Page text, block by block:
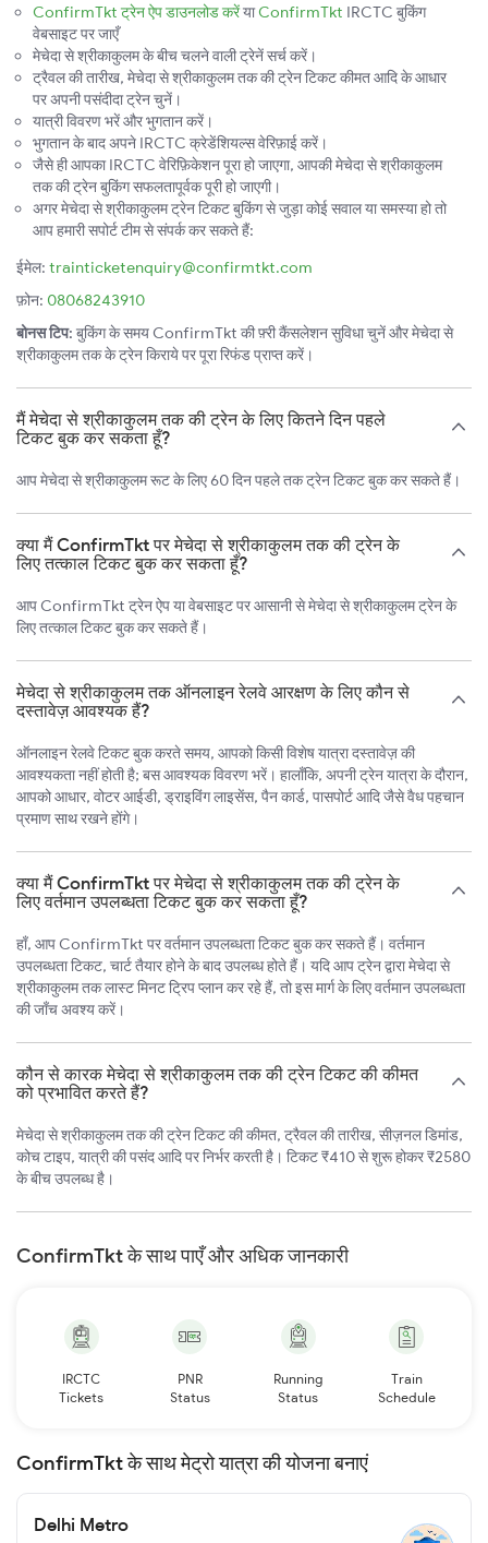
ConfirmTkt ट्रेन ऐप डाउनलोड करेंयाConfirmTkt IRCTC बुकिंग
वेबसाइट पर जाएँ
मेचेदा से श्रीकाकुलम के बीच चलने वाली ट्रेनें सर्च करें।
ट्रैवल की तारीख, मेचेदा से श्रीकाकुलम तक की ट्रेन टिकट कीमत आदि के आधार
पर अपनी पसंदीदा ट्रेन चुनें।
यात्री विवरण भरें और भुगतान करें।
भुगतान के बाद अपने IRCTC क्रेडेंशियल्स वेरिफ़ाई करें।
जैसे ही आपका IRCTC वेरिफ़िकेशन पूरा हो जाएगा, आपकी मेचेदा से श्रीकाकुलम
तक की ट्रेन बुकिंग सफलतापूर्वक पूरी हो जाएगी।
अगर मेचेदा से श्रीकाकुलम ट्रेन टिकट बुकिंग से जुड़ा कोई सवाल या समस्या हो तो
आप हमारी सपोर्ट टीम से संपर्क कर सकते हैं:
ईमेल: trainticketenquiry@confirmtkt.com
फ़ोन: 08068243910
बोनस टिप: बुकिंग के समय ConfirmTkt की फ़्री कैंसलेशन सुविधा चुनें और मेचेदा से
श्रीकाकुलम तक के ट्रेन किराये पर पूरा रिफंड प्राप्त करें।
मैं मेचेदा से श्रीकाकुलम तक की ट्रेन के लिए कितने दिन पहले
टिकट बुक कर सकता हूँ?
आप मेचेदा से श्रीकाकुलम रूट के लिए 60 दिन पहले तक ट्रेन टिकट बुक कर सकते हैं।
क्या मैं ConfirmTkt पर मेचेदा से श्रीकाकुलम तक की ट्रेन के
लिए तत्काल टिकट बुक कर सकता हूँ?
आप ConfirmTkt ट्रेन ऐप या वेबसाइट पर आसानी से मेचेदा से श्रीकाकुलम ट्रेन के
लिए तत्काल टिकट बुक कर सकते हैं।
मेचेदा से श्रीकाकुलम तक ऑनलाइन रेलवे आरक्षण के लिए कौन से
दस्तावेज़ आवश्यक हैं?
ऑनलाइन रेलवे टिकट बुक करते समय, आपको किसी विशेष यात्रा दस्तावेज़ की
आवश्यकता नहीं होती है; बस आवश्यक विवरण भरें। हालाँकि, अपनी ट्रेन यात्रा के दौरान,
आपको आधार, वोटर आईडी, ड्राइविंग लाइसेंस, पैन कार्ड, पासपोर्ट आदि जैसे वैध पहचान
प्रमाण साथ रखने होंगे।
क्या मैं ConfirmTkt पर मेचेदा से श्रीकाकुलम तक की ट्रेन के
लिए वर्तमान उपलब्धता टिकट बुक कर सकता हूँ?
हाँ, आप ConfirmTkt पर वर्तमान उपलब्धता टिकट बुक कर सकते हैं। वर्तमान
उपलब्धता टिकट, चार्ट तैयार होने के बाद उपलब्ध होते हैं। यदि आप ट्रेन द्वारा मेचेदा से
श्रीकाकुलम तक लास्ट मिनट ट्रिप प्लान कर रहे हैं, तो इस मार्ग के लिए वर्तमान उपलब्धता
की जाँच अवश्य करें।
कौन से कारक मेचेदा से श्रीकाकुलम तक की ट्रेन टिकट की कीमत
को प्रभावित करते हैं?
मेचेदा से श्रीकाकुलम तक की ट्रेन टिकट की कीमत, ट्रैवल की तारीख, सीज़नल डिमांड,
कोच टाइप, यात्री की पसंद आदि पर निर्भर करती है। टिकट ₹410 से शुरू होकर ₹2580
के बीच उपलब्ध है।
ConfirmTkt के साथ पाएँ और अधिक जानकारी
IRCTC
Tickets
PNR
Status
Running
Status
Train
Schedule
ConfirmTkt के साथ मेट्रो यात्रा की योजना बनाएं
Delhi Metro